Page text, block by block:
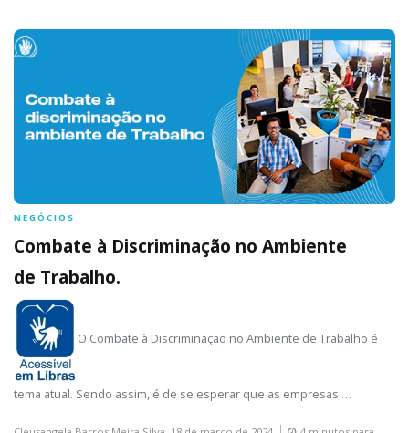
NEGÓCIOS
Combate à Discriminação no Ambiente
de Trabalho.
O Combate à Discriminação no Ambiente de Trabalho é
tema atual. Sendo assim, é de se esperar que as empresas …